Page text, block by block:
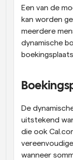
Een van de
kan worden
meerdere
dynamische
De
uitstekend
die ook
wanneer